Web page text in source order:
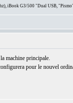
iBook G3/500 "Dual USB,
machine principale.
pour le nouvel